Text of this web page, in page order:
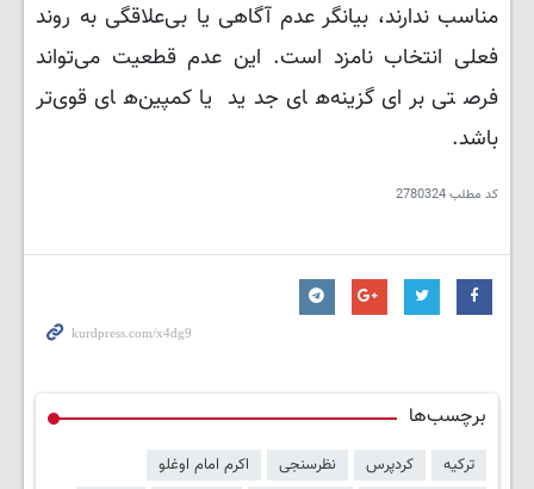
مناسب ندارند، بیانگر عدم آگاهی یا بی‌علاقگی به روند
فعلی انتخاب نامزد است. این عدم قطعیت می‌تواند
فرصتی برای گزینه‌های جدید یا کمپین‌های قوی‌تر
باشد.
کد مطلب2780324
برچسب‌ها
ترکیه کردپرس نظرسنجی
اکرم امام اوغلو